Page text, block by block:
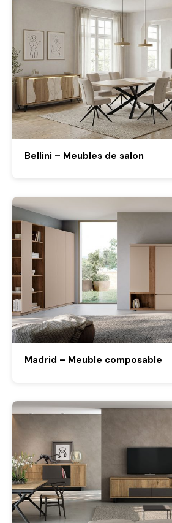
Bellini – Meubles de salon
Madrid – Meuble composable